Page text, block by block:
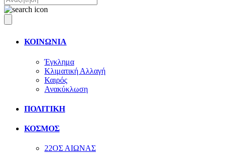
ΚΟΙΝΩΝΙΑ
Έγκλημα
Κλιματική Αλλαγή
Καιρός
Ανακύκλωση
ΠΟΛΙΤΙΚΗ
ΚΟΣΜΟΣ
22ΟΣ ΑΙΩΝΑΣ